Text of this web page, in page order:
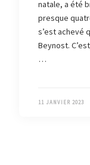
natale, a été
presque
s’est achevé
Beynost.
…
11 JANVIER 2023